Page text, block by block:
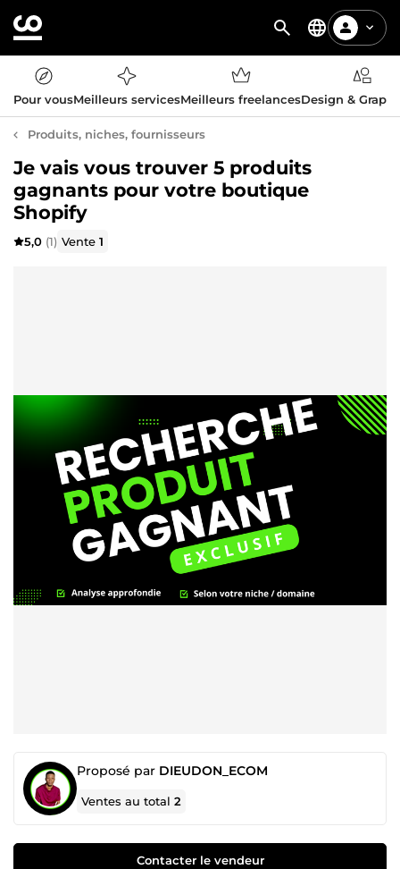
Pour vousMeilleurs servicesMeilleurs freelancesDesign &
Produits, niches, fournisseurs
Je vais vous trouver 5 produits
gagnants pour votre boutique
Shopify
5,0 (1) Vente1
Proposé par DIEUDON_ECOM
Ventes au total2
Contacter le vendeur